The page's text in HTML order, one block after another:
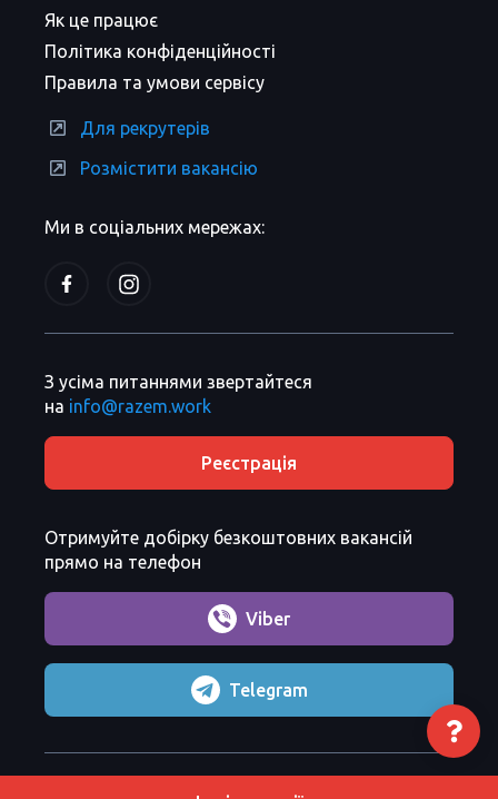
Ми в соціальних мережах:
Як це працює
Політика конфіденційності
Правила та умови сервісу
Для рекрутерів
Розмістити вакансію
З усіма питаннями звертайтеся
на info@razem.work
Реєстрація
Отримуйте добірку безкоштовних вакансій
прямо на телефон
Viber
Telegram